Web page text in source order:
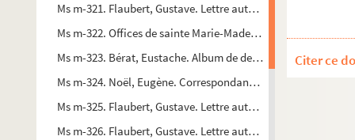
Ms m-321. Flaubert, Gustave. Lettre autographe signée
Ms m-322. Offices de sainte Marie-Madeleine et de saint
Ms m-323. Bérat, Eustache. Album de dessins et
Ms m-324. Noël, Eugène. Correspondance adressée à Jules-
Ms m-325. Flaubert, Gustave. Lettre autographe signée à
Ms m-326. Flaubert, Gustave. Lettre autographe signée
Citer ce